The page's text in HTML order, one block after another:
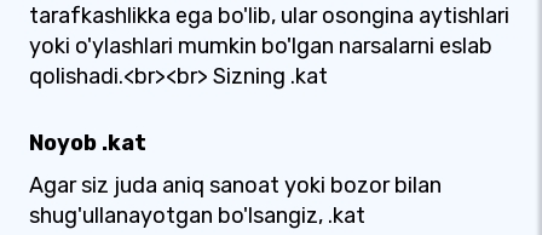
tarafkashlikka ega bo'lib, ular osongina aytishlari
yoki o'ylashlari mumkin bo'lgan narsalarni eslab
qolishadi.<br><br> Sizning .kat
Noyob .kat
Agar siz juda aniq sanoat yoki bozor bilan
shug'ullanayotgan bo'lsangiz, .kat